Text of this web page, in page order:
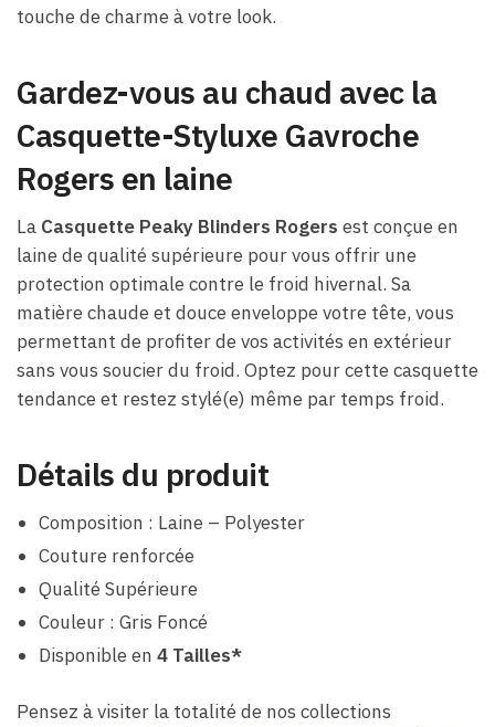
touche de charme à votre look.
Gardez-vous au chaud avec la
Casquette-Styluxe Gavroche
Rogers en laine
La Casquette Peaky Blinders Rogers est conçue en
laine de qualité supérieure pour vous offrir une
protection optimale contre le froid hivernal. Sa
matière chaude et douce enveloppe votre tête, vous
permettant de profiter de vos activités en extérieur
sans vous soucier du froid. Optez pour cette casquette
tendance et restez stylé(e) même par temps froid.
Détails du produit
Composition : Laine – Polyester
Couture renforcée
Qualité Supérieure
Couleur : Gris Foncé
Disponible en 4 Tailles*
Pensez à visiter la totalité de nos collections